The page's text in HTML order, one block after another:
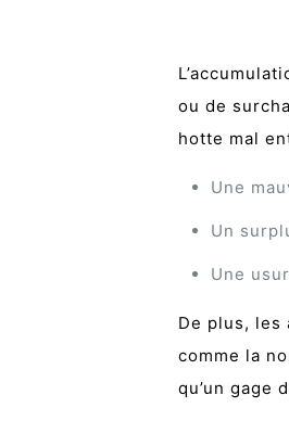
ou de
hotte mal
Une
Un
Une
De plus, les
comme la
qu’un gage